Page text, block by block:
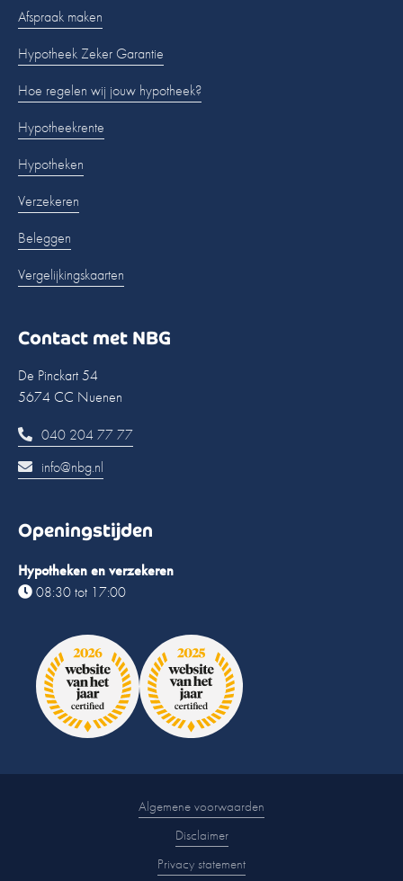
Afspraak maken
Hypotheek Zeker Garantie
Hoe regelen wij jouw hypotheek?
Hypotheekrente
Hypotheken
Verzekeren
Beleggen
Vergelijkingskaarten
Contact met NBG
De Pinckart 54
5674 CC Nuenen
040 204 77 77
info@nbg.nl
Openingstijden
Hypotheken en verzekeren
08:30 tot 17:00
Algemene voorwaarden
Disclaimer
Privacy statement